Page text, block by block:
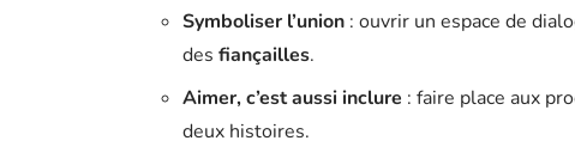
Symboliser l’union : ouvrir un espace de
des fiançailles.
Aimer, c’est aussi inclure : faire place aux
deux histoires.